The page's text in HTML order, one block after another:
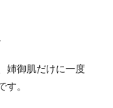
姉御肌だけに一度
す。